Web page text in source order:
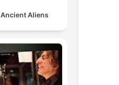
Ancient Aliens